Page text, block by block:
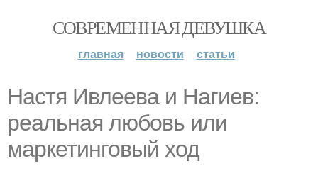
СОВРЕМЕННАЯ ДЕВУШКА
главная новости статьи
Настя Ивлеева и Нагиев:
реальная любовь или
маркетинговый ход